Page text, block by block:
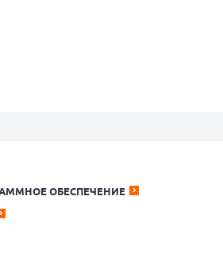
ОБЕСПЕЧЕНИЕ